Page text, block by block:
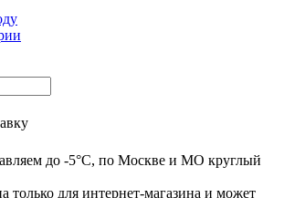
до -5°C, по Москве и МО круглый
только для интернет-магазина и может